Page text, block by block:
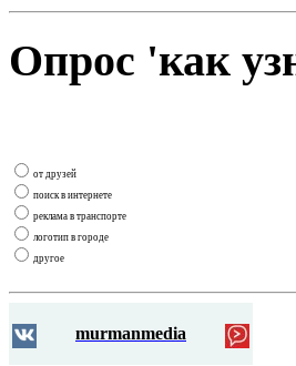
Опрос 'как
от друзей
поиск в интернете
реклама в транспорте
логотип в городе
другое
murmanmedia